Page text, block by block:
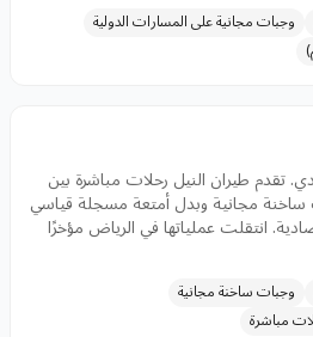
وجبات مجانية على المسارات الدولية
486 ريال سعودي. تقدم طيران النيل رحلات مباشرة بين
ساخنة مجانية وبدل أمتعة مسجلة قياسي
انتقلت عملياتها في الرياض مؤخرًا
وجبات ساخنة مجانية
مباشرة